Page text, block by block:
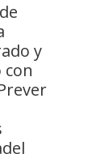
y
con